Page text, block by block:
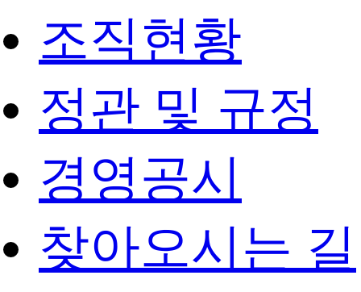
조직현황
정관 및 규정
경영공시
찾아오시는 길